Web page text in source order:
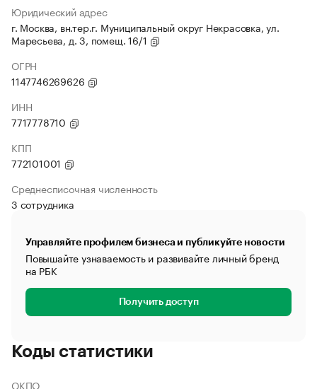
Юридический адрес
г. Москва, вн.тер.г. Муниципальный округ Некрасовка, ул.
Маресьева, д. 3, помещ. 16/1
ОГРН
1147746269626
ИНН
7717778710
КПП
772101001
Среднесписочная численность
3 сотрудника
Управляйте профилем бизнеса и публикуйте новости
Повышайте узнаваемость и развивайте личный бренд
на РБК
Получить доступ
Коды статистики
ОКПО